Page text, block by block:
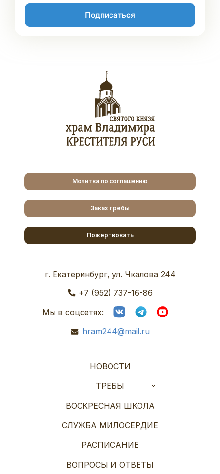
Подписаться
Молитва по соглашению
Заказ требы
Пожертвовать
г. Екатеринбург, ул. Чкалова 244
+7 (952) 737-16-86
Мы в соцсетях:
hram244@mail.ru
НОВОСТИ
ТРЕБЫ
ВОСКРЕСНАЯ ШКОЛА
СЛУЖБА МИЛОСЕРДИЕ
РАСПИСАНИЕ
ВОПРОСЫ И ОТВЕТЫ